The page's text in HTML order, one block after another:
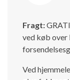
Fragt:
ved køb over
Ved